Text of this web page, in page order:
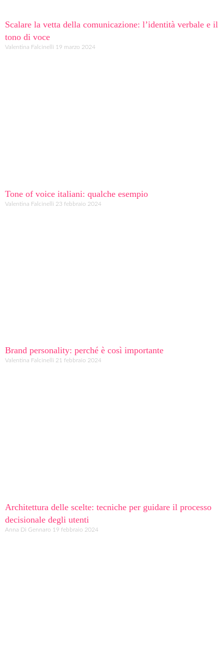
Scalare la vetta della comunicazione: l’identità verbale e il
tono di voce
Valentina Falcinelli 19 marzo 2024
Tone of voice italiani: qualche esempio
Valentina Falcinelli 23 febbraio 2024
Brand personality: perché è così importante
Valentina Falcinelli 21 febbraio 2024
Architettura delle scelte: tecniche per guidare il processo
decisionale degli utenti
Anna Di Gennaro 19 febbraio 2024